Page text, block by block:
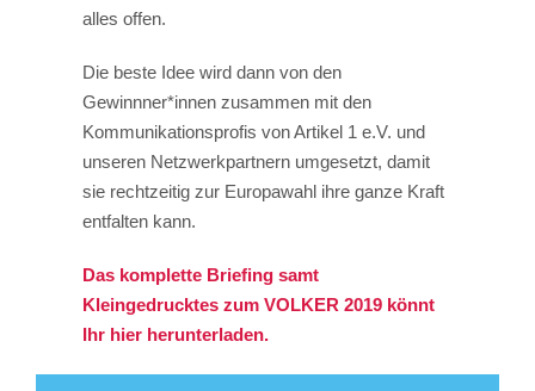
alles offen.
Die beste Idee wird dann von den
Gewinnner*innen zusammen mit den
Kommunikationsprofis von Artikel 1 e.V. und
unseren Netzwerkpartnern umgesetzt, damit
sie rechtzeitig zur Europawahl ihre ganze Kraft
entfalten kann.
Das komplette Briefing samt
Kleingedrucktes zum VOLKER 2019 könnt
Ihr hier herunterladen.